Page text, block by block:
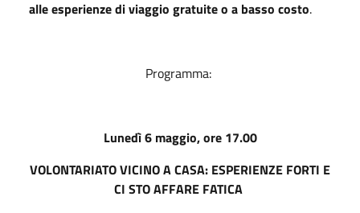
alle esperienze di viaggio gratuite o a basso costo.
Programma:
Lunedì 6 maggio, ore 17.00
VOLONTARIATO VICINO A CASA: ESPERIENZE FORTI E
CI STO AFFARE FATICA